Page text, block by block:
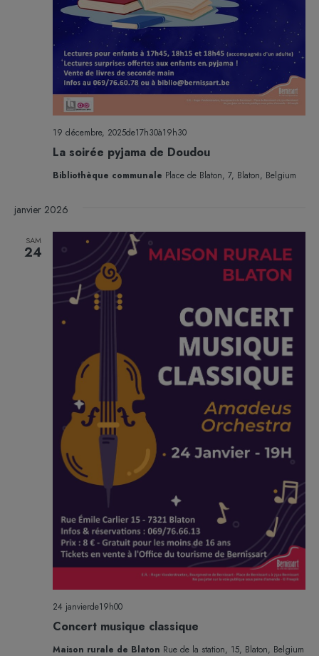
La soirée pyjama de Doudou
19 décembre, 2025de17h30à19h30
Bibliothèque communale Place de Blaton, 7, Blaton, Belgium
janvier 2026
SAM
24
Concert musique classique
24 janvierde19h00
Maison rurale de Blaton Rue de la station, 15, Blaton, Belgium